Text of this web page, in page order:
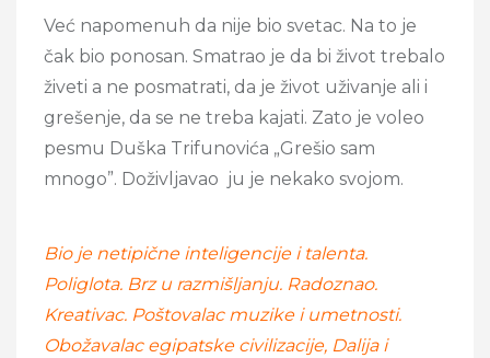
Već napomenuh da nije bio svetac. Na to je
čak bio ponosan. Smatrao je da bi život trebalo
živeti a ne posmatrati, da je život uživanje ali i
grešenje, da se ne treba kajati. Zato je voleo
pesmu Duška Trifunovića „Grešio sam
mnogo”. Doživljavao ju je nekako svojom.
Bio je netipične inteligencije i talenta.
Poliglota. Brz u razmišljanju. Radoznao.
Kreativac. Poštovalac muzike i umetnosti.
Obožavalac egipatske civilizacije, Dalija i